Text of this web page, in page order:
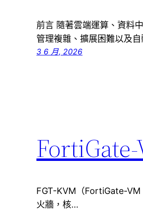
前言 隨著雲端運算、資料
管理複雜、擴展困難以及
3 6 月, 2026
FGT-KVM（FortiGate-
火牆，核…